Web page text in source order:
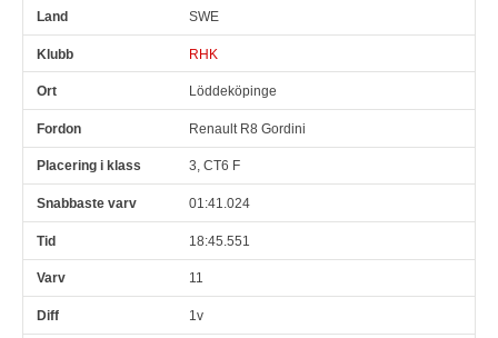
SWE
RHK
Löddeköpinge
Renault R8 Gordini
3, CT6 F
01:41.024
18:45.551
11
1v